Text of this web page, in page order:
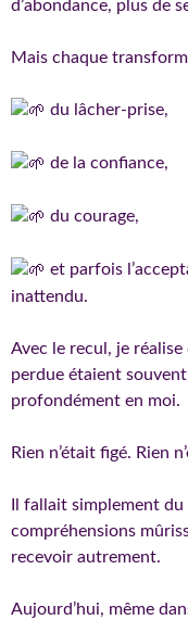
d’abondance, plus de
Mais chaque
du lâcher-prise,
de la confiance,
du courage,
et parfois
inattendu.
Avec le recul, je
perdue étaient
profondément en moi.
Rien n’était figé. Rien
Il fallait simplement
compréhensions
recevoir autrement.
Aujourd’hui, même